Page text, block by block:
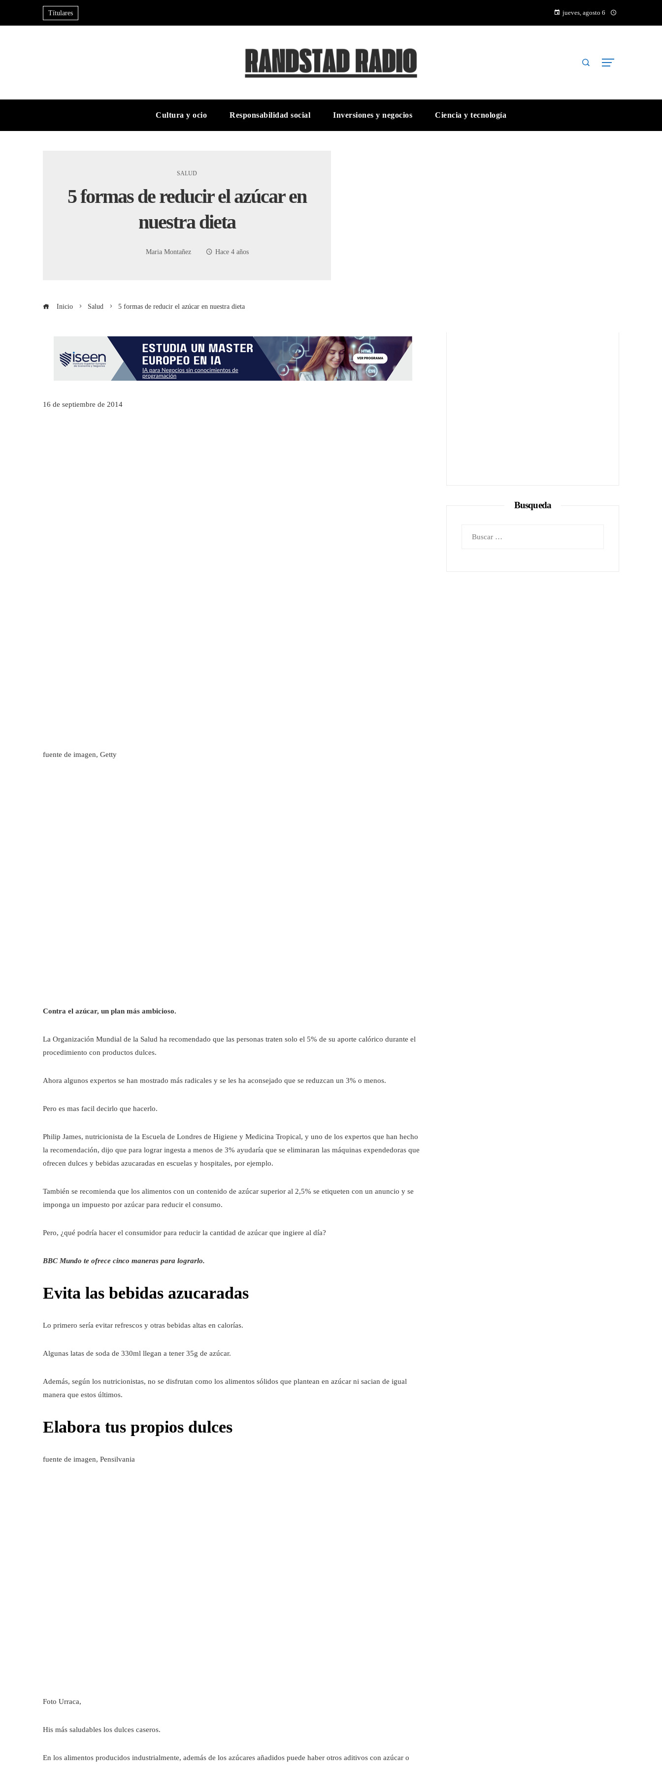
Títulares jueves, agosto 6
Cultura y ocio Responsabilidad social Inversiones y negocios Ciencia y tecnología
SALUD
5 formas de reducir el azúcar en
nuestra dieta
Maria Montañez Hace 4 años
Inicio Salud 5 formas de reducir el azúcar en nuestra dieta
16 de septiembre de 2014
fuente de imagen, Getty
Contra el azúcar, un plan más ambicioso.
La Organización Mundial de la Salud ha recomendado que las personas traten solo el 5% de su aporte calórico durante el
procedimiento con productos dulces.
Ahora algunos expertos se han mostrado más radicales y se les ha aconsejado que se reduzcan un 3% o menos.
Pero es mas facil decirlo que hacerlo.
Philip James, nutricionista de la Escuela de Londres de Higiene y Medicina Tropical, y uno de los expertos que han hecho
la recomendación, dijo que para lograr ingesta a menos de 3% ayudaría que se eliminaran las máquinas expendedoras que
ofrecen dulces y bebidas azucaradas en escuelas y hospitales, por ejemplo.
También se recomienda que los alimentos con un contenido de azúcar superior al 2,5% se etiqueten con un anuncio y se
imponga un impuesto por azúcar para reducir el consumo.
Pero, ¿qué podría hacer el consumidor para reducir la cantidad de azúcar que ingiere al día?
BBC Mundo te ofrece cinco maneras para lograrlo.
Evita las bebidas azucaradas
Lo primero sería evitar refrescos y otras bebidas altas en calorías.
Algunas latas de soda de 330ml llegan a tener 35g de azúcar.
Además, según los nutricionistas, no se disfrutan como los alimentos sólidos que plantean en azúcar ni sacian de igual
manera que estos últimos.
Elabora tus propios dulces
fuente de imagen, Pensilvania
Foto Urraca,
His más saludables los dulces caseros.
En los alimentos producidos industrialmente, además de los azúcares añadidos puede haber otros aditivos con azúcar o
Busqueda